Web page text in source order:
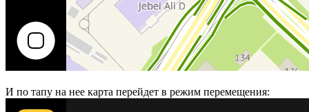
И по тапу на нее карта перейдет в режим перемещения: